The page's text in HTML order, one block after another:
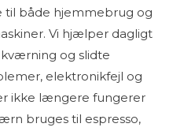
til både hjemmebrug og
Vi hjælper dagligt
og slidte
elektronikfejl og
ikke længere fungerer
bruges til espresso,